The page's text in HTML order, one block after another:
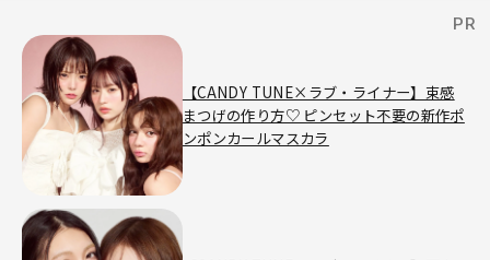
【CANDY TUNE×ラブ・ライナー】束感
まつげの作り方♡ ピンセット不要の新作ポ
ンポンカールマスカラ